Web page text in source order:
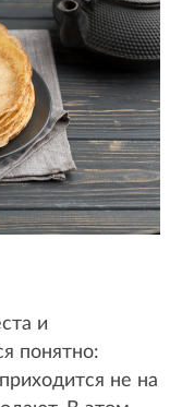
и
понятно:
не на